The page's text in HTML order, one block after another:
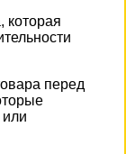
которая
перед